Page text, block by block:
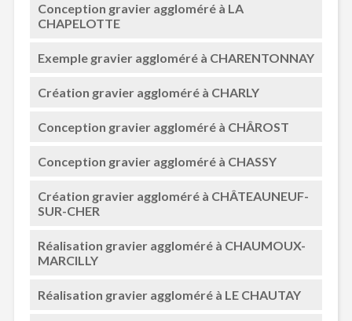
Conception gravier aggloméré à LA
CHAPELOTTE
Exemple gravier aggloméré à CHARENTONNAY
Création gravier aggloméré à CHARLY
Conception gravier aggloméré à CHÂROST
Conception gravier aggloméré à CHASSY
Création gravier aggloméré à CHÂTEAUNEUF-
SUR-CHER
Réalisation gravier aggloméré à CHAUMOUX-
MARCILLY
Réalisation gravier aggloméré à LE CHAUTAY